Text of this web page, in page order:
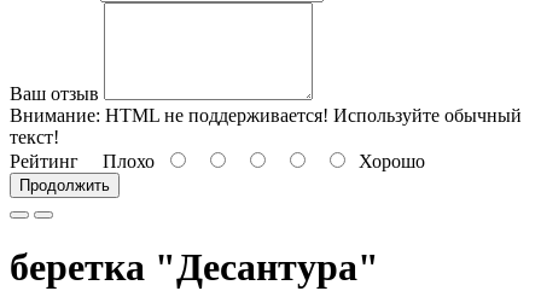
Ваш отзыв
Внимание: HTML не поддерживается! Используйте обычный
текст!
Рейтинг Плохо Хорошо
Продолжить
беретка "Десантура"